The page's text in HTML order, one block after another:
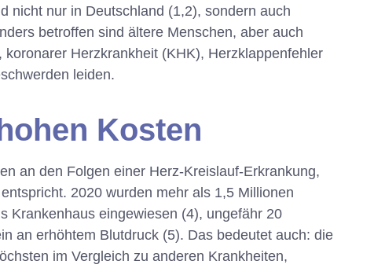
nicht nur in Deutschland (1,2), sondern auch
betroffen sind ältere Menschen, aber auch
Herzkrankheit (KHK), Herzklappenfehler
leiden.
Kosten
an den Folgen einer Herz-Kreislauf-Erkrankung,
2020 wurden mehr als 1,5 Millionen
Krankenhaus eingewiesen (4), ungefähr 20
an erhöhtem Blutdruck (5). Das bedeutet auch: die
im Vergleich zu anderen Krankheiten,